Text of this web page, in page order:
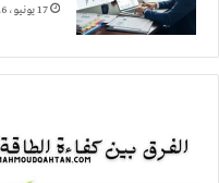
17 يونيو، 2026
كفاءة